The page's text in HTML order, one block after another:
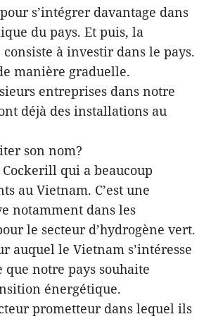
s’intégrer davantage dans
du pays. Et puis, la
à investir dans le pays.
manière graduelle.
entreprises dans notre
déjà des installations au
son nom?
Cockerill qui a beaucoup
au Vietnam. C’est une
notamment dans les
le secteur d’hydrogène vert.
auquel le Vietnam s’intéresse
que notre pays souhaite
énergétique.
prometteur dans lequel ils